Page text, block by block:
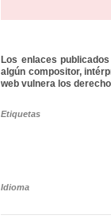
Los enlaces
algún compositor,
web vulnera los
Etiquetas
Idioma